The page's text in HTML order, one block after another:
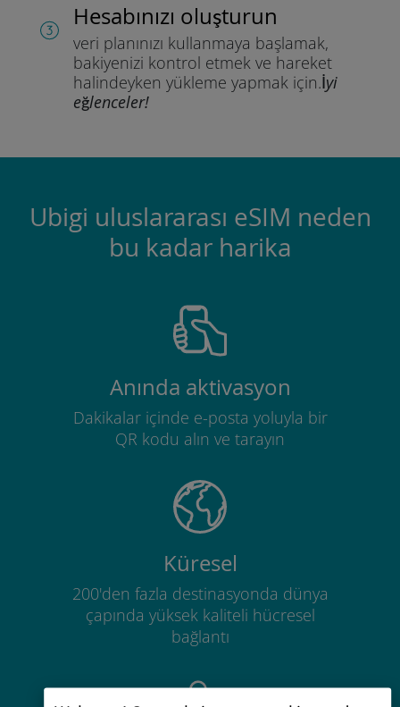
Hesabınızı oluşturun
veri planınızı kullanmaya başlamak,
bakiyenizi kontrol etmek ve hareket
halindeyken yükleme yapmak için.İyi
eğlenceler!
Ubigi uluslararası eSIM neden
bu kadar harika
Anında aktivasyon
Dakikalar içinde e-posta yoluyla bir
QR kodu alın ve tarayın
Küresel
200'den fazla destinasyonda dünya
çapında yüksek kaliteli hücresel
bağlantı